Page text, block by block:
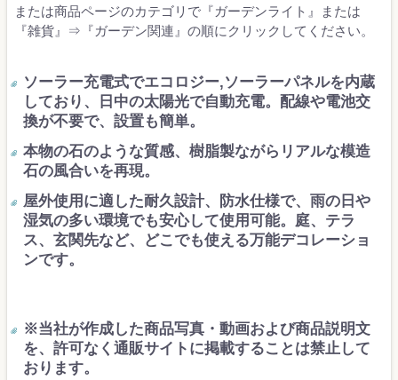
または商品ページのカテゴリで『ガーデンライト』または
『雑貨』⇒『ガーデン関連』の順にクリックしてください。
ソーラー充電式でエコロジー,ソーラーパネルを内蔵
しており、日中の太陽光で自動充電。配線や電池交
換が不要で、設置も簡単。
本物の石のような質感、樹脂製ながらリアルな模造
石の風合いを再現。
屋外使用に適した耐久設計、防水仕様で、雨の日や
湿気の多い環境でも安心して使用可能。庭、テラ
ス、玄関先など、どこでも使える万能デコレーショ
ンです。
※当社が作成した商品写真・動画および商品説明文
を、許可なく通販サイトに掲載することは禁止して
おります。